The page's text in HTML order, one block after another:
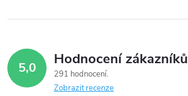
5,0 Hodnocení zákazníků
291 hodnocení
Zobrazit recenze